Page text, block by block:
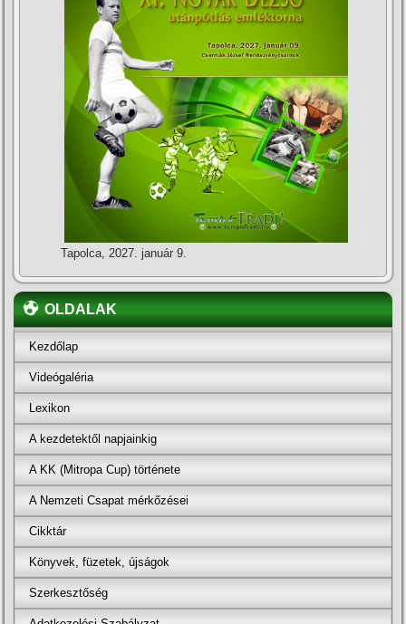
Tapolca, 2027. január 9.
OLDALAK
Kezdőlap
Videógaléria
Lexikon
A kezdetektől napjainkig
A KK (Mitropa Cup) története
A Nemzeti Csapat mérkőzései
Cikktár
Könyvek, füzetek, újságok
Szerkesztőség